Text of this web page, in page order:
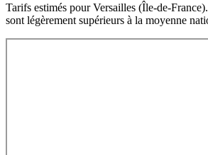
Tarifs estimés pourVersailles (Île-de-France).
sont légèrement supérieurs à la moyenne